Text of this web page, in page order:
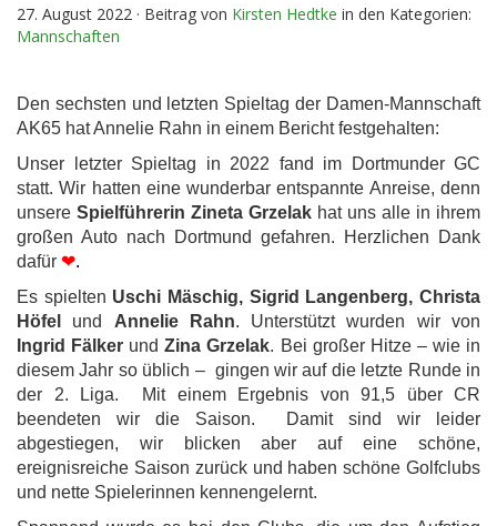
27. August 2022 · Beitrag von Kirsten Hedtke in den Kategorien:
Mannschaften
Den sechsten und letzten Spieltag der Damen-Mannschaft
AK65 hat Annelie Rahn in einem Bericht festgehalten:
Unser letzter Spieltag in 2022 fand im Dortmunder GC
statt. Wir hatten eine wunderbar entspannte Anreise, denn
unsere Spielführerin Zineta Grzelak hat uns alle in ihrem
großen Auto nach Dortmund gefahren. Herzlichen Dank
dafür ❤.
Es spielten Uschi Mäschig, Sigrid Langenberg, Christa
Höfel
und Annelie Rahn. Unterstützt wurden wir von
Ingrid Fälker undZina Grzelak. Bei großer Hitze – wie in
diesem Jahr so üblich – gingen wir auf die letzte Runde in
der 2. Liga. Mit einem Ergebnis von 91,5 über CR
beendeten wir die Saison. Damit sind wir leider
abgestiegen, wir blicken aber auf eine schöne,
ereignisreiche Saison zurück und haben schöne Golfclubs
und nette Spielerinnen kennengelernt.